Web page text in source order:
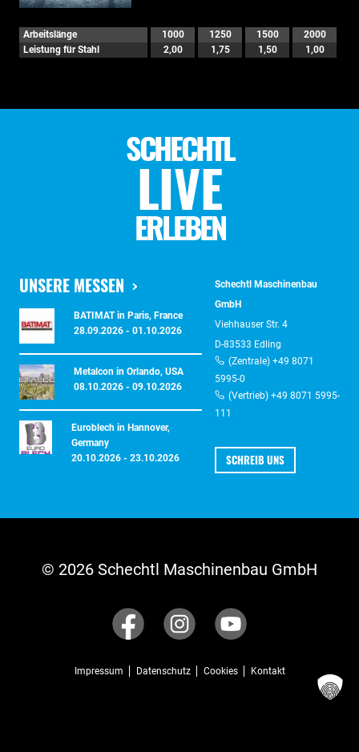
Arbeitslänge 1000 1250 1500
2000
Leistung für Stahl
2,00 1,75 1,50 1,00
SCHECHTL
LIVE
ERLEBEN
UNSERE MESSEN
BATIMAT in Paris, France
28.09.2026 - 01.10.2026
Metalcon in Orlando, USA
08.10.2026 - 09.10.2026
Euroblech in Hannover,
Germany
20.10.2026 - 23.10.2026
Schechtl Maschinenbau
GmbH
Viehhauser Str. 4
D-83533 Edling
(Zentrale) +49 8071
5995-0
(Vertrieb) +49 8071 5995-
111
SCHREIB UNS
© 2026 Schechtl Maschinenbau GmbH
Impressum Datenschutz Cookies Kontakt